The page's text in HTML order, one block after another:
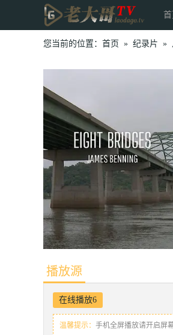
首
您当前的位置： 首页 » 纪录片 »
播放源
在线播放6
温馨提示： 手机全屏播放请开启屏